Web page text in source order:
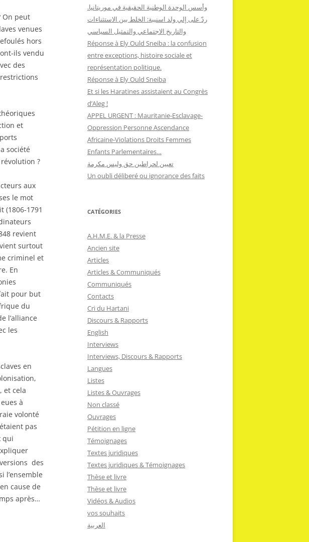
On peut
venues
hors
ils vendu
des
et
société
?
aux
le mot
(1806-1791
revient
surtout
criminel et
En
pour but
du
l’alliance
les
en
et cela
à
volonté
pas
qui
des
l’ensemble
cause de
après…
وأسس الوحدة الوطنية الحقيقية في موريتانيا.
ردّ على إلي ولد اسنيبة: الخلط بين الاستثناءات
والتاريخ الاجتماعي والتمثيل السياسي
Réponse à Ely Ould Sneiba : la confusion
entre exceptions, histoire sociale et
représentation politique.
Réponse à Ely Ould Sneiba
Et si les Haratines assistaient au Congrès
d’Aleg !
APPEL URGENT : Mauritanie-Esclavage-
Oppression Personne Ascendance
Africaine-Violations Droits Femmes
Enfants Parlementaires…
تعيين لحراطين حق وليس مكرمة
Un oubli déliberé ou ignorance des faits
CATÉGORIES
A.H.M.E. & la Presse
Ancien site
Articles
Articles & Communiqués
Communiqués
Contacts
Cri du Hartani
Discours & Rapports
English
Interviews
Interviews, Discours & Rapports
Langues
Listes
Listes & Ouvrages
Non classé
Ouvrages
Pétition en ligne
Témoignages
Textes juridiques
Textes juridiques & Témoignages
Thèse et livre
Thèse et livre
Vidéos & Audios
vos souhaits
العربية